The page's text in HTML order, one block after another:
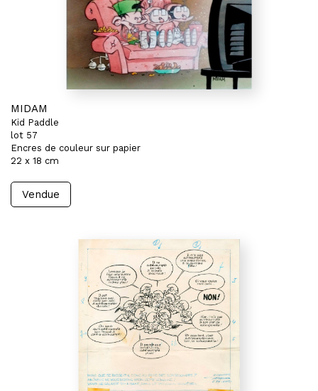
MIDAM
Kid Paddle
lot 57
Encres de couleur sur papier
22 x 18 cm
Vendue